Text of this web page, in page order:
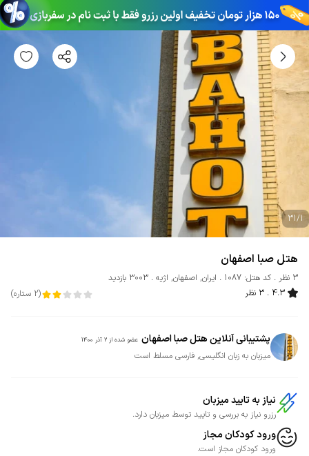
31/1
هتل صبا اصفهان
3 نظر کد هتل: 1087 ایران, اصفهان, اژیه
3003 بازدید
4.3
3 نظر (
2 ستاره)
پشتیبانی آنلاین هتل صبا اصفهان عضو شده از 2 آذر 1400
میزبان به زبان انگلیسی, فارسی مسلط است
نیاز به تایید میزبان
رزرو نیاز به بررسی و تایید توسط میزبان دارد.
ورود کودکان مجاز
ورود کودکان مجاز است.